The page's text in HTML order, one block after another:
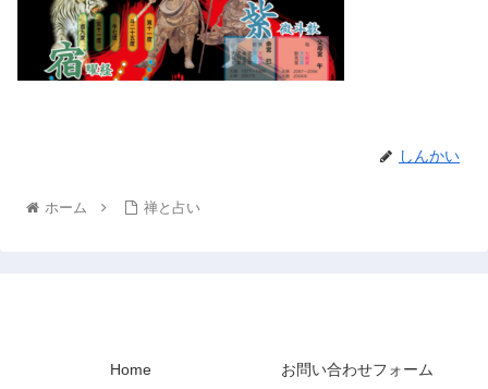
しんかい
ホーム 禅と占い
Home お問い合わせフォーム